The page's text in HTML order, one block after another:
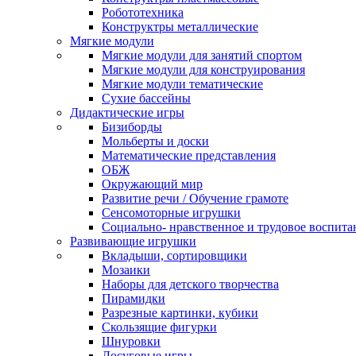
Робототехника
Конструктры металлические
Мягкие модули
Мягкие модули для занятий спортом
Мягкие модули для конструирования
Мягкие модули тематические
Сухие бассейны
Дидактические игры
Бизиборды
Мольберты и доски
Математические представления
ОБЖ
Окружающий мир
Развитие речи / Обучение грамоте
Сенсомоторные игрушки
Социально- нравственное и трудовое
Развивающие игрушки
Вкладыши, сортировщики
Мозаики
Наборы для детского творчества
Пирамидки
Разрезные картинки, кубики
Скользящие фигурки
Шнуровки